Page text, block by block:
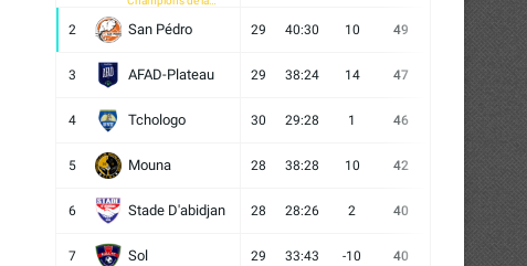
2 San Pédro 29 40:30 10 49
3 AFAD-Plateau 29 38:24 14 47
4 Tchologo 30 29:28 1 46 10 8
5 Mouna 28 38:28 10 42 10
6 Stade D'abidjan 28 28:26 2 40 10
7 Sol 29 33:43 -10 40 13